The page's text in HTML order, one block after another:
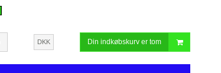
DKK Din indkøbskurv er tom